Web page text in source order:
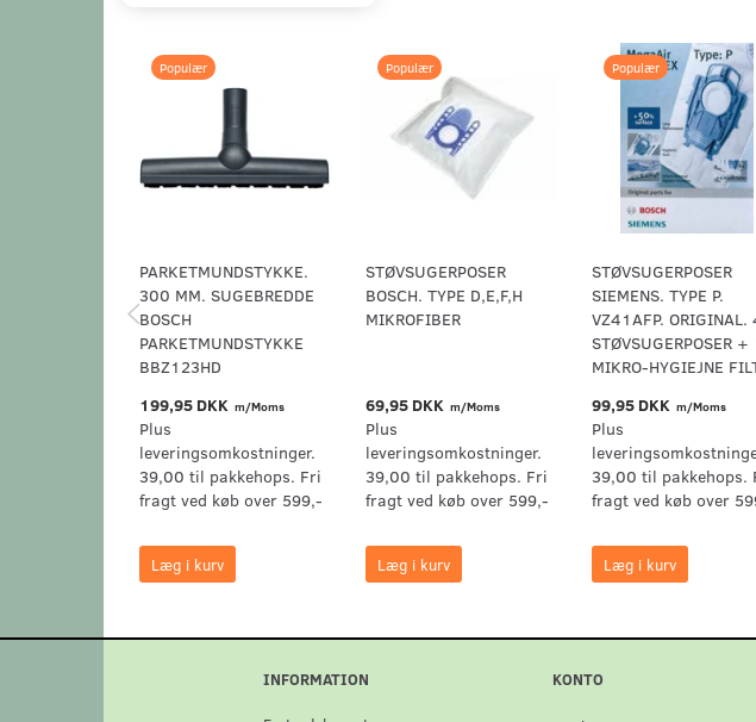
Populær
PARKETMUNDSTYKKE.
300 MM. SUGEBREDDE
BOSCH
PARKETMUNDSTYKKE
BBZ123HD
199,95 DKK m/Moms
Plus
leveringsomkostninger.
39,00 til pakkehops. Fri
fragt ved køb over 599,-
Læg i kurv
Populær
STØVSUGERPOSER
BOSCH. TYPE D,E,F,H
MIKROFIBER
69,95 DKK m/Moms
Plus
leveringsomkostninger.
39,00 til pakkehops. Fri
fragt ved køb over 599,-
Læg i kurv
Populær
STØVSUGERPOSER
SIEMENS. TYPE P.
VZ41AFP. ORIGINAL.
STØVSUGERPOSER +
MIKRO-HYGIEJNE
99,95 DKK m/Moms
Plus
39,00 til pakkehops.
fragt ved køb over
Læg i kurv
INFORMATION KONTO